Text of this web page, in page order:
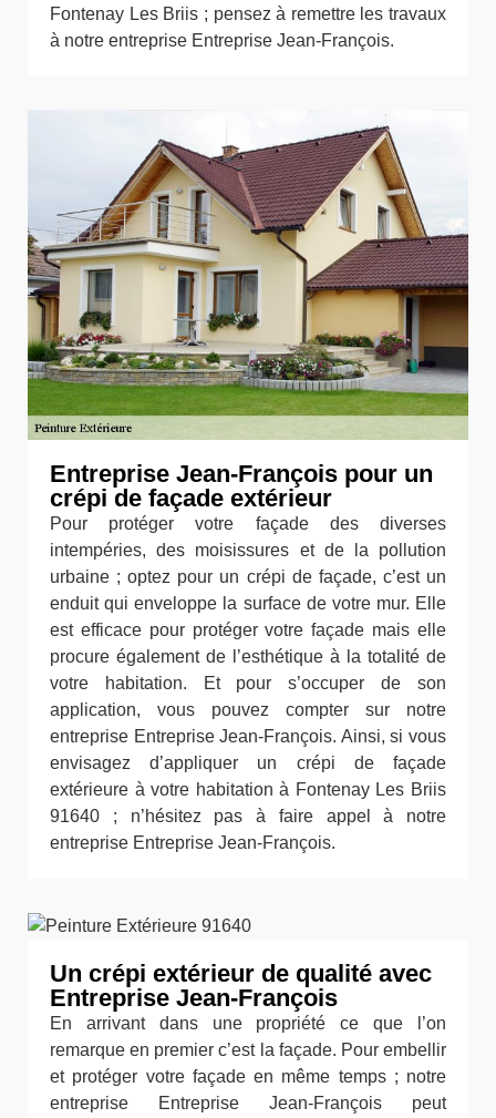
Fontenay Les Briis ; pensez à remettre les travaux
à notre entreprise Entreprise Jean-François.
Entreprise Jean-François pour un
crépi de façade extérieur
Pour protéger votre façade des diverses
intempéries, des moisissures et de la pollution
urbaine ; optez pour un crépi de façade, c’est un
enduit qui enveloppe la surface de votre mur. Elle
est efficace pour protéger votre façade mais elle
procure également de l’esthétique à la totalité de
votre habitation. Et pour s’occuper de son
application, vous pouvez compter sur notre
entreprise Entreprise Jean-François. Ainsi, si vous
envisagez d’appliquer un crépi de façade
extérieure à votre habitation à Fontenay Les Briis
91640 ; n’hésitez pas à faire appel à notre
entreprise Entreprise Jean-François.
Un crépi extérieur de qualité avec
Entreprise Jean-François
En arrivant dans une propriété ce que l’on
remarque en premier c’est la façade. Pour embellir
et protéger votre façade en même temps ; notre
entreprise Entreprise Jean-François peut